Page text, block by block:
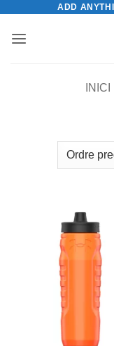
content
ADD
INICI